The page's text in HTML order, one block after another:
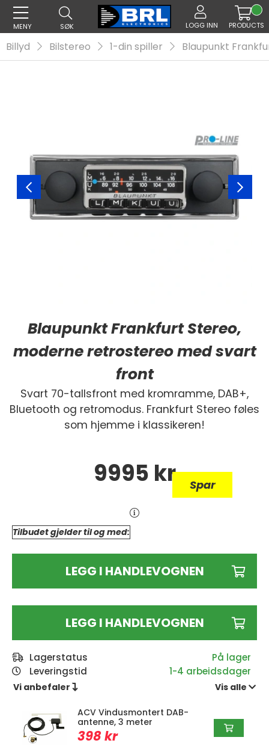
MENY SØK LOGG INN PRODUCTS
Billyd Bilstereo 1-din spiller Blaupunkt
Blaupunkt Frankfurt Stereo,
moderne retrostereo med svart
front
Svart 70-tallsfront med kromramme, DAB+,
Bluetooth og retromodus. Frankfurt Stereo føles
som hjemme i klassikeren!
9995 kr Spar
Tilbudet gjelder til og med:
LEGG I HANDLEVOGNEN
LEGG I HANDLEVOGNEN
Lagerstatus
Leveringstid
1-4 arbeidsdager
Vi anbefaler  Vis alle 
ACV Vindusmontert DAB-
antenne, 3 meter
398 kr